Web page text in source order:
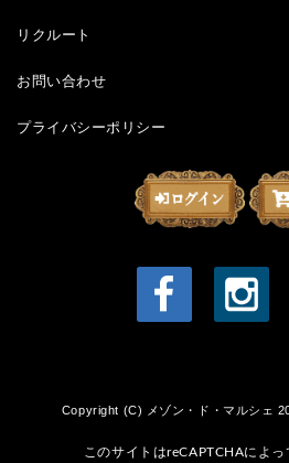
リクルート
お問い合わせ
プライバシーポリシー
Copyright (C) メゾン・ド・マルシェ
このサイトはreCAPTCHAによっ